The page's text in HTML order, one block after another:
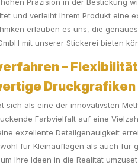
und verleiht Ihrem Produkt eine
erlauben es uns, die
mit unserer Stickerei bieten
–
sich als eine der innovativsten
Farbvielfalt auf eine
exzellente Detailgenauigkeit
für Kleinauflagen als auch für
Ihre Ideen in die Realität